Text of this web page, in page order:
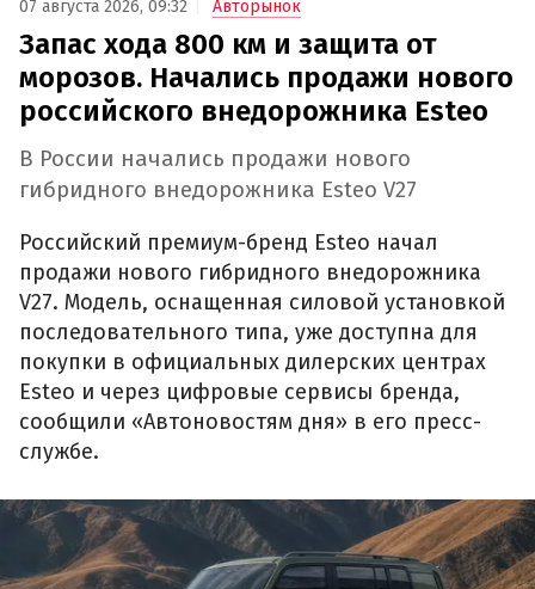
07 августа 2026, 09:32 Авторынок
Запас хода 800 км и защита от
морозов. Начались продажи нового
российского внедорожника Esteo
В России начались продажи нового
гибридного внедорожника Esteo V27
Российский премиум-бренд Esteo начал
продажи нового гибридного внедорожника
V27. Модель, оснащенная силовой установкой
последовательного типа, уже доступна для
покупки в официальных дилерских центрах
Esteo и через цифровые сервисы бренда,
сообщили «Автоновостям дня» в его пресс-
службе.